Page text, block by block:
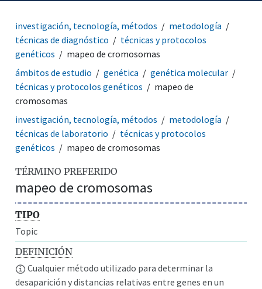
investigación, tecnología, métodos
metodología
técnicas de diagnóstico
técnicas y protocolos
genéticos
mapeo de cromosomas
ámbitos de estudio
genética
genética molecular
técnicas y protocolos genéticos
mapeo de
cromosomas
investigación, tecnología, métodos
metodología
técnicas de laboratorio
técnicas y protocolos
genéticos
mapeo de cromosomas
TÉRMINO PREFERIDO
mapeo de cromosomas
TIPO
Topic
DEFINICIÓN
Cualquier método utilizado para determinar la
desaparición y distancias relativas entre genes en un